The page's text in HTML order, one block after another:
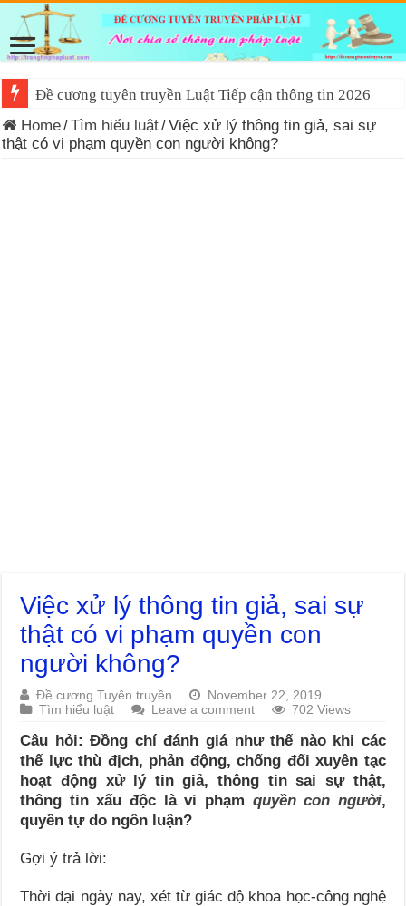
Đề cương tuyên truyền Luật Tiếp cận thông tin 2026
Home/Tìm hiểu luật/Việc xử lý thông tin giả, sai sự
thật có vi phạm quyền con người không?
Việc xử lý thông tin giả, sai sự
thật có vi phạm quyền con
người không?
Đề cương Tuyên truyền
November 22, 2019
Tìm hiểu luật
Leave a comment 702 Views
Câu hỏi: Đồng chí đánh giá như thế nào khi các
thế lực thù địch, phản động, chống đối xuyên tạc
hoạt động xử lý tin giả, thông tin sai sự thật,
thông tin xấu độc là vi phạm quyền con người,
quyền tự do ngôn luận?
Gợi ý trả lời:
Thời đại ngày nay, xét từ giác độ khoa học-công nghệ